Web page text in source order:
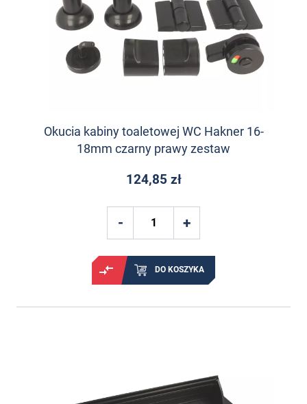
Okucia kabiny toaletowej WC Hakner 16-
18mm czarny prawy zestaw
124,85 zł
DO KOSZYKA